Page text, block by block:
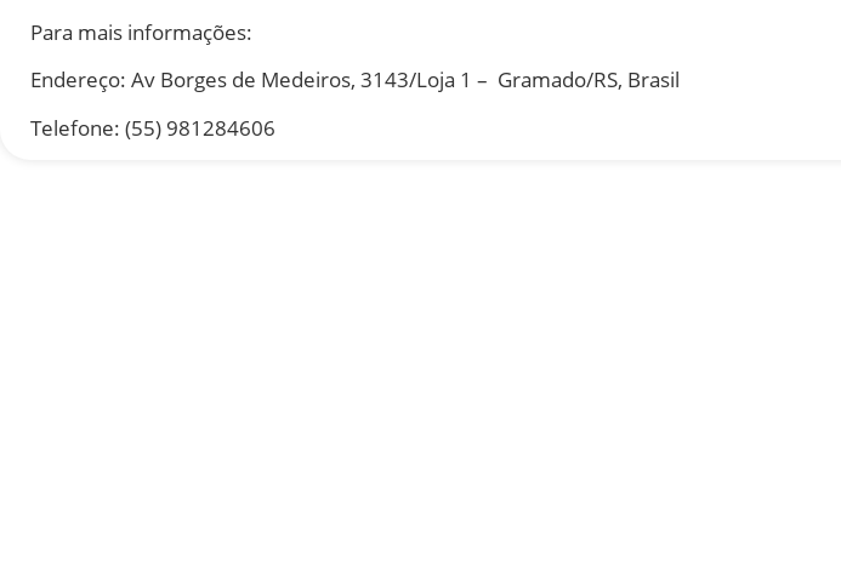
Para mais informações:
Endereço: Av Borges de Medeiros, 3143/Loja 1 – Gramado/RS, Brasil
Telefone: (55) 981284606